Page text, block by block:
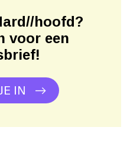
hoofd?
voor een
IN